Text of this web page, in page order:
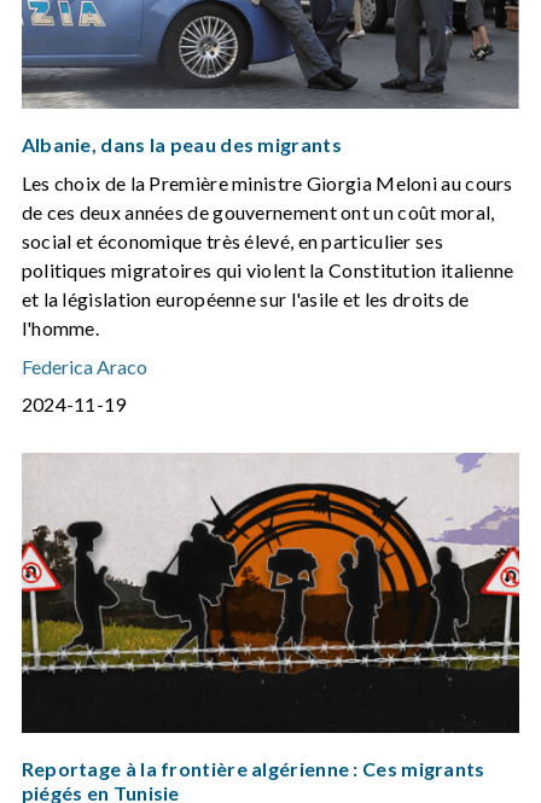
Albanie, dans la peau des migrants
Les choix de la Première ministre Giorgia Meloni au cours
de ces deux années de gouvernement ont un coût moral,
social et économique très élevé, en particulier ses
politiques migratoires qui violent la Constitution italienne
et la législation européenne sur l'asile et les droits de
l'homme.
Federica Araco
2024-11-19
Reportage à la frontière algérienne : Ces migrants
piégés en Tunisie